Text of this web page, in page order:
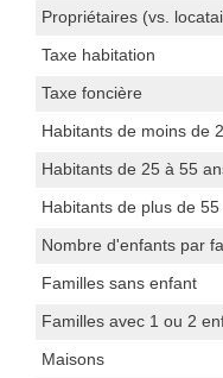
Propriétaires (vs.
Taxe habitation
Taxe foncière
Habitants de moins de
Habitants de 25 à 55
Habitants de plus de
Nombre d'enfants par
Familles sans enfant
Familles avec 1 ou 2
Maisons